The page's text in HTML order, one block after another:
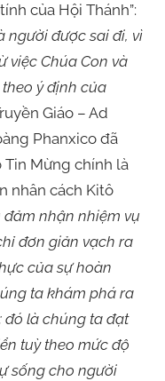
của Hội Thánh”:
người được sai đi, vì
việc Chúa Con và
ý định của
Giáo – Ad
Phanxico đã
Tin Mừng chính là
nhân cách Kitô
nhận nhiệm vụ
đơn giản vạch ra
của sự hoàn
ta khám phá ra
đó là chúng ta đạt
tuỳ theo mức độ
sống cho người